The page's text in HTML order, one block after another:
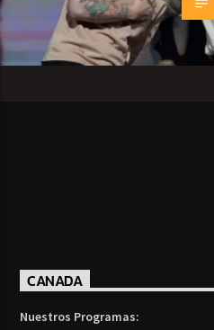
CANADA
Nuestros Programas: